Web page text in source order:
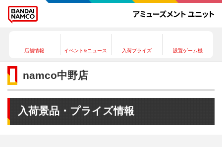
店舗情報 イベント&ニュース 入荷プライズ 設置ゲーム機
namco中野店
入荷景品・プライズ情報